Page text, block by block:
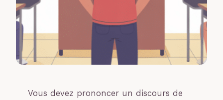
Vous devez prononcer un discours de